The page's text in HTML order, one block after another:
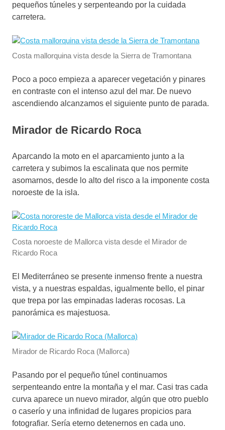
pequeños túneles y serpenteando por la cuidada
carretera.
Costa mallorquina vista desde la Sierra de Tramontana
Poco a poco empieza a aparecer vegetación y pinares
en contraste con el intenso azul del mar. De nuevo
ascendiendo alcanzamos el siguiente punto de parada.
Mirador de Ricardo Roca
Aparcando la moto en el aparcamiento junto a la
carretera y subimos la escalinata que nos permite
asomarnos, desde lo alto del risco a la imponente costa
noroeste de la isla.
Costa noroeste de Mallorca vista desde el Mirador de
Ricardo Roca
El Mediterráneo se presente inmenso frente a nuestra
vista, y a nuestras espaldas, igualmente bello, el pinar
que trepa por las empinadas laderas rocosas. La
panorámica es majestuosa.
Mirador de Ricardo Roca (Mallorca)
Pasando por el pequeño túnel continuamos
serpenteando entre la montaña y el mar. Casi tras cada
curva aparece un nuevo mirador, algún que otro pueblo
o caserío y una infinidad de lugares propicios para
fotografiar. Sería eterno detenernos en cada uno.